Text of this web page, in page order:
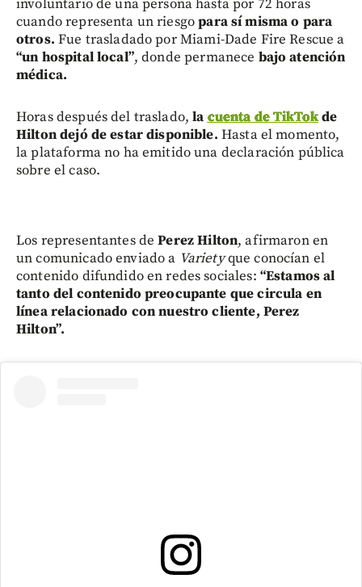
involuntario de una persona hasta por 72 horas
cuando representa un riesgopara sí misma o para
otros. Fue trasladado por Miami-Dade Fire Rescue a
“un hospital local”, donde permanece bajo atención
médica.
Horas después del traslado,la cuenta de TikTokde
Hilton dejó de estar disponible. Hasta el momento,
la plataforma no ha emitido una declaración pública
sobre el caso.
Los representantes dePerez Hilton, afirmaron en
un comunicado enviado a Varietyque conocían el
contenido difundido en redes sociales: “Estamos al
tanto del contenido preocupante que circula en
línea relacionado con nuestro cliente, Perez
Hilton”.